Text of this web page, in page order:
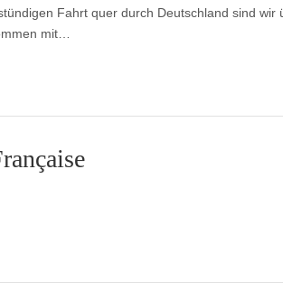
Fahrt quer durch Deutschland sind wir
mit…